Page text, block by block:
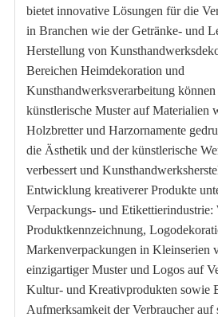
bietet innovative Lösungen für die
in Branchen wie der Getränke- und
Herstellung von
Bereichen Heimdekoration und
Kunsthandwerksverarbeitung können
künstlerische Muster auf Materialien
Holzbretter und Harzornamente
die Ästhetik und der künstlerische
verbessert und
Entwicklung kreativerer Produkte
Verpackungs- und
Produktkennzeichnung,
Markenverpackungen in Kleinserien
einzigartiger Muster und Logos auf
Kultur- und Kreativprodukten sowie
Aufmerksamkeit der Verbraucher